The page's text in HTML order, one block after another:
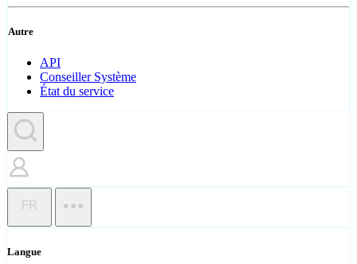
Autre
API
Conseiller Système
État du service
FR
Langue